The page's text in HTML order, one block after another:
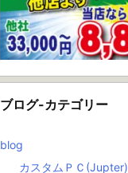
ブログ-カテゴリー
blog
カスタムＰＣ(Jupter)